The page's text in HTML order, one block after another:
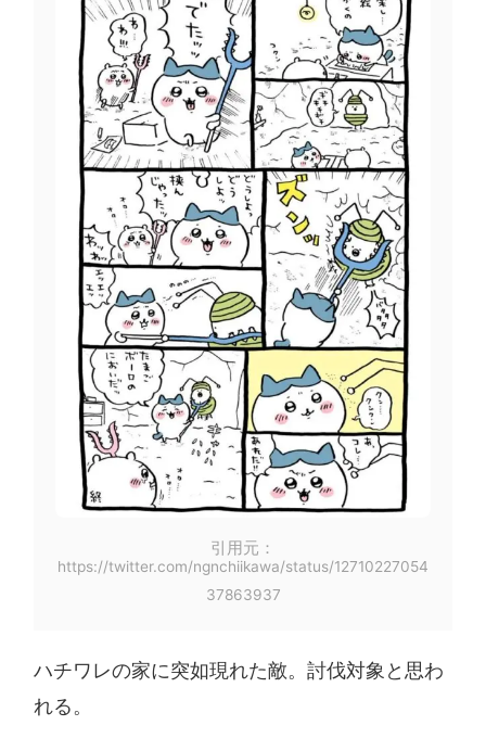
引用元：
https://twitter.com/ngnchiikawa/status/12710227054
37863937
ハチワレの家に突如現れた敵。討伐対象と思わ
れる。